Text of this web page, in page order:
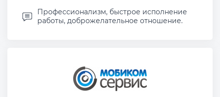
Профессионализм, быстрое исполнение
работы, доброжелательное отношение.